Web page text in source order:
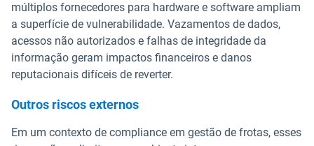
múltiplos fornecedores para hardware e software ampliam
a superfície de vulnerabilidade. Vazamentos de dados,
acessos não autorizados e falhas de integridade da
informação geram impactos financeiros e danos
reputacionais difíceis de reverter.
Outros riscos externos
Em um contexto de compliance em gestão de frotas, esses